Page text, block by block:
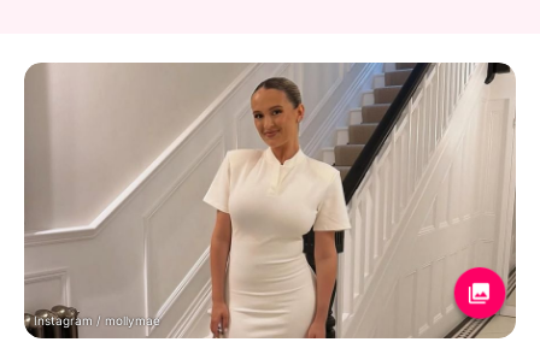
Instagram / mollymae